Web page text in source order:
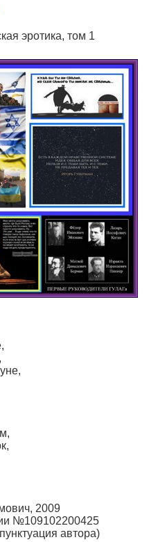
эротика, том 1
2009
№109102200425
автора)